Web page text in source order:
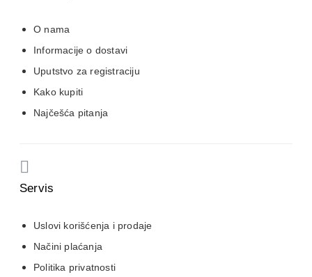
O nama
Informacije o dostavi
Uputstvo za registraciju
Kako kupiti
Najčešća pitanja
Servis
Uslovi korišćenja i prodaje
Načini plaćanja
Politika privatnosti